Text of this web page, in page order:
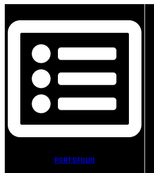
PORTOFOLIO